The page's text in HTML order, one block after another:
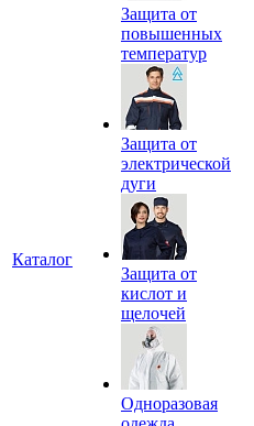
Каталог
Защита от
повышенных
температур
Защита от
электрической
дуги
Защита от
кислот и
щелочей
Одноразовая